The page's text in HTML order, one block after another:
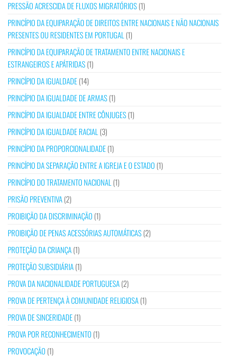
PRESSÃO ACRESCIDA DE FLUXOS MIGRATÓRIOS(1)
PRINCÍPIO DA EQUIPARAÇÃO DE DIREITOS ENTRE NACIONAIS E NÃO NACIONAIS
PRESENTES OU RESIDENTES EM PORTUGAL (1)
PRINCÍPIO DA EQUIPARAÇÃO DE TRATAMENTO ENTRE NACIONAIS E
ESTRANGEIROS E APÁTRIDAS(1)
PRINCÍPIO DA IGUALDADE(14)
PRINCÍPIO DA IGUALDADE DE ARMAS(1)
PRINCÍPIO DA IGUALDADE ENTRE CÔNJUGES(1)
PRINCÍPIO DA IGUALDADE RACIAL (3)
PRINCÍPIO DA PROPORCIONALIDADE(1)
PRINCÍPIO DA SEPARAÇÃO ENTRE A IGREJA E O ESTADO (1)
PRINCÍPIO DO TRATAMENTO NACIONAL (1)
PRISÃO PREVENTIVA(2)
PROIBIÇÃO DA DISCRIMINAÇÃO (1)
PROIBIÇÃO DE PENAS ACESSÓRIAS AUTOMÁTICAS(2)
PROTEÇÃO DA CRIANÇA(1)
PROTEÇÃO SUBSIDIÁRIA(1)
PROVA DA NACIONALIDADE PORTUGUESA(2)
PROVA DE PERTENÇA À COMUNIDADE RELIGIOSA(1)
PROVA DE SINCERIDADE(1)
PROVA POR RECONHECIMENTO (1)
PROVOCAÇÃO (1)